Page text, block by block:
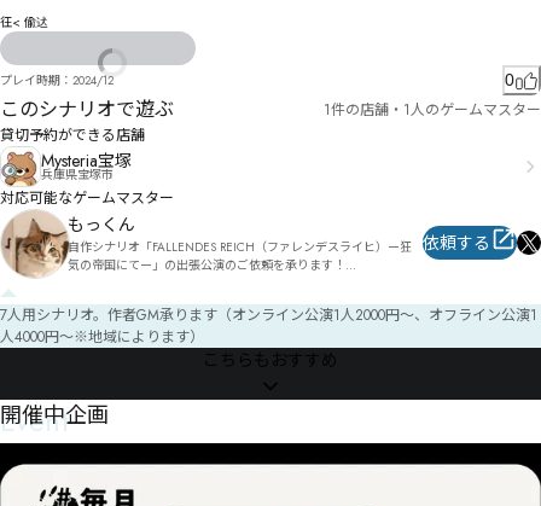
彺< 偸迖
プレイ時期： 2024/12 0
このシナリオで遊ぶ
1件の店舗・1人のゲームマスター
貸切予約ができる店舗
Mysteria宝塚
兵庫県宝塚市
対応可能なゲームマスター
もっくん
自作シナリオ「FALLENDES REICH（ファレンデスライヒ）ー狂
気の帝国にてー」の出張公演のご依頼を承ります！
8/31,9/1大阪で出張公演を行います。詳しくはこちら！
https://docs.google.com/forms/d/e/1FAIpQLSfJjuSfJc5RgEUTNKq
AvaI4DIj_6FxKMEC5TfqAQoJf8sTgHA/viewform?usp=header
依頼する
7人用シナリオ。作者GM承ります（オンライン公演1人2000円〜、オフライン公演1
人4000円〜※地域によります）
こちらもおすすめ
Event
開催中企画